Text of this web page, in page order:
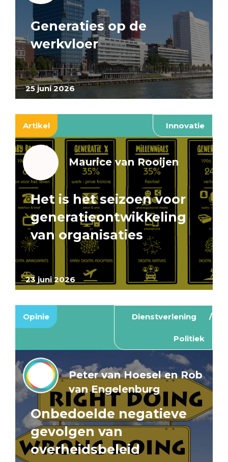
25 juni 2026
Generaties op de
werkvloer
Artikel Innovatie
23 juni 2026
Maurice van Rooijen
Het is het seizoen voor
generatieontwikkeling
van organisaties
Opinie Dienstverlening
Politiek
Peter van Hoesel en Rob
van Engelenburg
Onbedoelde negatieve
gevolgen van
overheidsbeleid